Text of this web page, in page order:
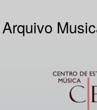
CESEM